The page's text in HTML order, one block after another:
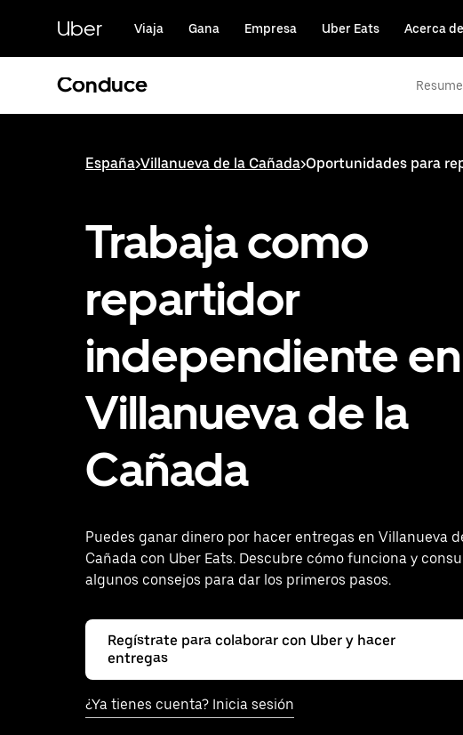
contenido
principal
Uber Viaja Gana Empresa Uber Eats Acerca de
Conduce
España>Villanueva de la Cañada>Oportunidades para
Trabaja como
repartidor
independiente en
Villanueva de la
Cañada
Puedes ganar dinero por hacer entregas en Villanueva
Cañada con Uber Eats. Descubre cómo funciona y
algunos consejos para dar los primeros pasos.
Regístrate para colaborar con Uber y hacer
entregas
¿Ya tienes cuenta? Inicia sesión